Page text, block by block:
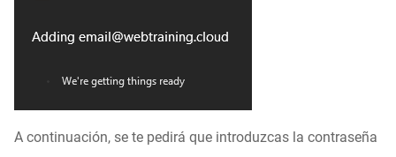
A continuación, se te pedirá que introduzcas la contraseña